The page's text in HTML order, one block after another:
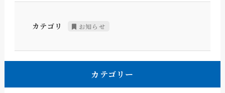
カテゴリ お知らせ
カテゴリー